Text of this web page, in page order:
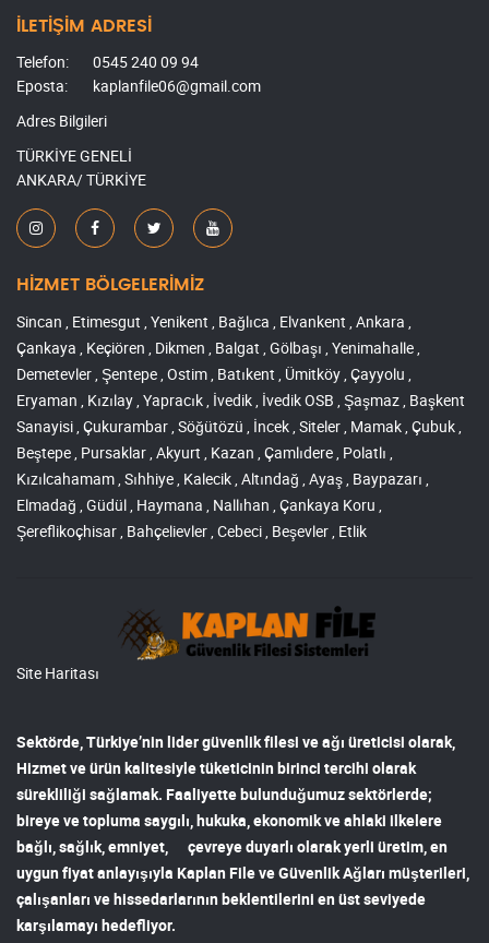
İLETİŞİM ADRESİ
Telefon:
0545 240 09 94
Eposta:
kaplanfile06@gmail.com
Adres Bilgileri
TÜRKİYE GENELİ
ANKARA/ TÜRKİYE
HİZMET BÖLGELERİMİZ
Sincan , Etimesgut , Yenikent , Bağlıca , Elvankent , Ankara ,
Çankaya , Keçiören , Dikmen , Balgat , Gölbaşı , Yenimahalle ,
Demetevler , Şentepe , Ostim , Batıkent , Ümitköy , Çayyolu ,
Eryaman , Kızılay , Yapracık , İvedik , İvedik OSB , Şaşmaz , Başkent
Sanayisi , Çukurambar , Söğütözü , İncek , Siteler , Mamak , Çubuk ,
Beştepe , Pursaklar , Akyurt , Kazan , Çamlıdere , Polatlı ,
Kızılcahamam , Sıhhiye , Kalecik , Altındağ , Ayaş , Baypazarı ,
Elmadağ , Güdül , Haymana , Nallıhan , Çankaya Koru ,
Şereflikoçhisar , Bahçelievler , Cebeci , Beşevler , Etlik
Site Haritası
Sektörde, Türkiye’nin lidergüvenlik filesi ve ağı üreticisi olarak,
Hizmet ve ürün kalitesiyle tüketicinin birinci tercihi olarak
sürekliliği sağlamak. Faaliyette bulunduğumuz sektörlerde;
bireye ve topluma saygılı, hukuka, ekonomik ve ahlaki ilkelere
bağlı, sağlık, emniyet, çevreye duyarlı olarak yerli üretim, en
uygun fiyat anlayışıyla Kaplan File ve Güvenlik Ağları müşterileri,
çalışanları ve hissedarlarının beklentilerini en üst seviyede
karşılamayı hedefliyor.